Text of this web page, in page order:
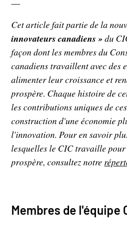
—
Cet article fait partie de la
innovateurs canadiens » du
façon dont les membres du
canadiens travaillent avec des
alimenter leur croissance et
prospère. Chaque histoire de
les contributions uniques de
construction d'une économie
l'innovation. Pour en savoir
lesquelles le CIC travaille
prospère, consultez notre
Membres de l'équipe